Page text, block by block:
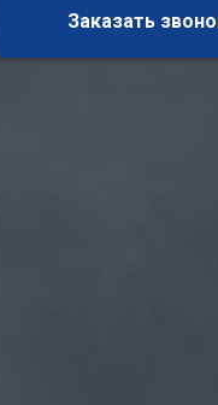
Заказать